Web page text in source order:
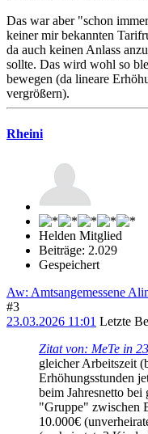
Das war aber "schon
keiner mir bekannten
da auch keinen Anlass
sollte. Das wird wohl so
bewegen (da lineare
vergrößern).
Rheini
Helden Mitglied
Beiträge: 2.029
Gespeichert
Aw: Amtsangemessene
#3
23.03.2026 11:01 Letzte
Zitat von: MeTe in
gleicher Arbeitszeit
Erhöhungsstunden
beim Jahresnetto bei
"Gruppe" zwischen
10.000€